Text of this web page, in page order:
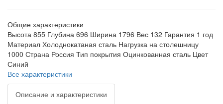
Общие характеристики
Высота 855 Глубина 696 Ширина 1796 Вес 132 Гарантия 1 год
Материал Холоднокатаная сталь Нагрузка на столешницу
1000 Страна Россия Тип покрытия Оцинкованная сталь Цвет
Синий
Все характеристики
Описание и характеристики